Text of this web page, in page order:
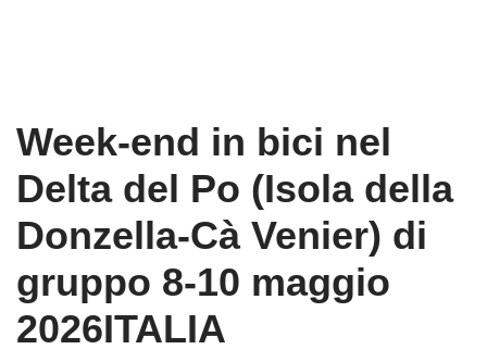
Week-end in bici nel
Delta del Po (Isola della
Donzella-Cà Venier) di
gruppo 8-10 maggio
2026ITALIA